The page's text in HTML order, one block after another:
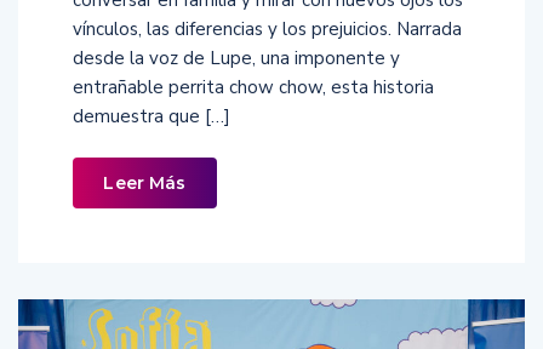
vínculos, las diferencias y los prejuicios. Narrada
desde la voz de Lupe, una imponente y
entrañable perrita chow chow, esta historia
demuestra que […]
Leer Más